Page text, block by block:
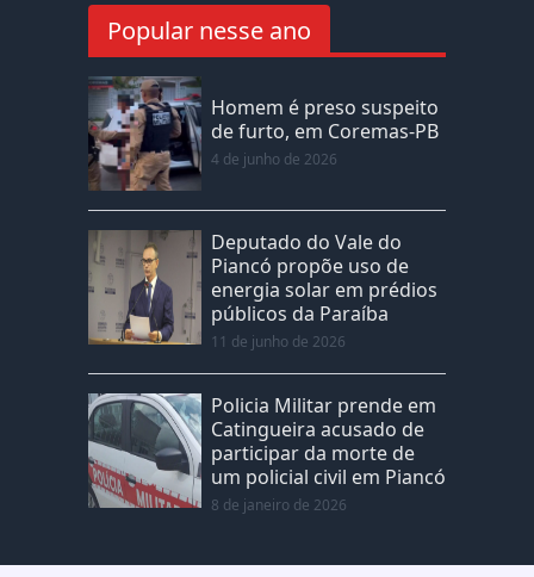
Popular nesse ano
Homem é preso suspeito
de furto, em Coremas-PB
4 de junho de 2026
Deputado do Vale do
Piancó propõe uso de
energia solar em prédios
públicos da Paraíba
11 de junho de 2026
Policia Militar prende em
Catingueira acusado de
participar da morte de
um policial civil em Piancó
8 de janeiro de 2026